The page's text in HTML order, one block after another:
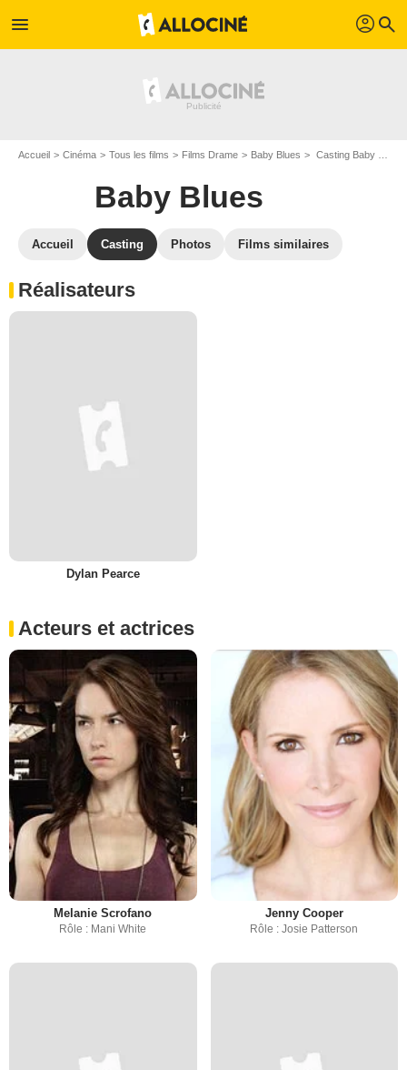
menu profil search
Accueil Cinéma Tous les films Films Drame Baby Blues Casting Baby Blues
Baby Blues
Accueil Casting Photos Films similaires
Réalisateurs
Dylan Pearce
Acteurs et actrices
Melanie Scrofano
Rôle : Mani White
Jenny Cooper
Rôle : Josie Patterson